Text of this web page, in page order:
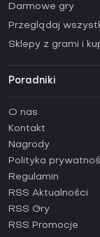
Darmowe gry
Przeglądaj
Sklepy z grami i
Poradniki
Poradniki
Jak aktywować
Jak aktywować
Jak aktywować
Jak aktywować
O nas
Kontakt
Nagrody
Polityka
Regulamin
RSS Aktualności
RSS Gry
RSS Promocje